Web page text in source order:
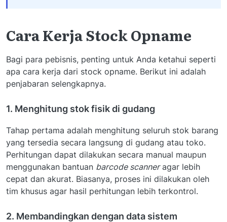
Cara Kerja Stock Opname
Bagi para pebisnis, penting untuk Anda ketahui seperti
apa cara kerja dari stock opname. Berikut ini adalah
penjabaran selengkapnya.
1. Menghitung stok fisik di gudang
Tahap pertama adalah menghitung seluruh stok barang
yang tersedia secara langsung di gudang atau toko.
Perhitungan dapat dilakukan secara manual maupun
menggunakan bantuan barcode scanneragar lebih
cepat dan akurat. Biasanya, proses ini dilakukan oleh
tim khusus agar hasil perhitungan lebih terkontrol.
2. Membandingkan dengan data sistem